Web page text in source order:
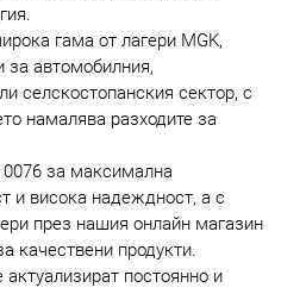
гама от лагери MGK,
за автомобилния,
селскостопанския сектор, с
намалява разходите за
0076 за максимална
и висока надеждност, а с
през нашия онлайн магазин
качествени продукти.
актуализират постоянно и